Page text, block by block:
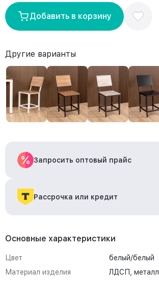
Добавить в корзину
Другие варианты
Запросить оптовый прайс
Рассрочка или кредит
Основные характеристики
Цвет
белый/белый
Материал изделия
ЛДСП, металл